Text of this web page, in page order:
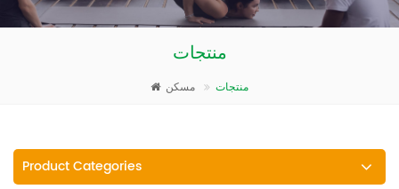
منتجات
مسكن منتجات
Product Categories